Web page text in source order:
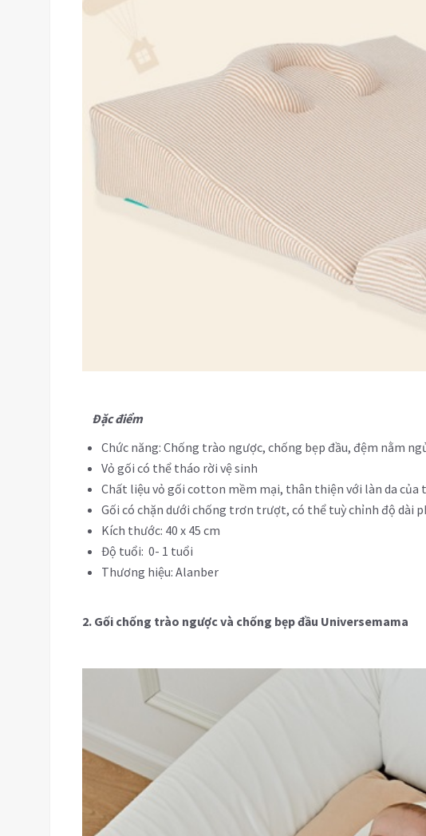
Đặc điểm
Chức năng: Chống trào ngược, chống bẹp đầu, đệm nằm
Vỏ gối có thể tháo rời vệ sinh
Chất liệu vỏ gối cotton mềm mại, thân thiện với làn da của
Gối có chặn dưới chống trơn trượt, có thể tuỳ chỉnh độ dài
Kích thước: 40 x 45 cm
Độ tuổi: 0- 1 tuổi
Thương hiệu: Alanber
2. Gối chống trào ngược và chống bẹp đầu Universemama